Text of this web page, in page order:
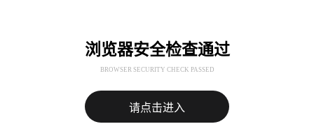
浏览器安全检查通过
BROWSER SECURITY CHECK PASSED
请点击进入